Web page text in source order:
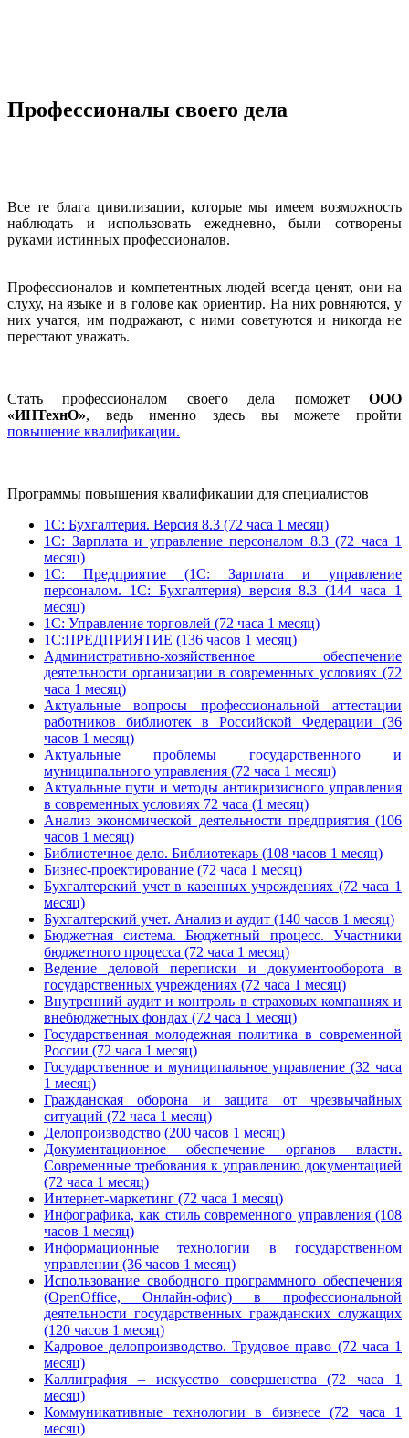
Профессионалы своего дела
Все те блага цивилизации, которые мы имеем возможность
наблюдать и использовать ежедневно, были сотворены
руками истинных профессионалов.
Профессионалов и компетентных людей всегда ценят, они на
слуху, на языке и в голове как ориентир. На них ровняются, у
них учатся, им подражают, с ними советуются и никогда не
перестают уважать.
Стать профессионалом своего дела поможет ООО
«ИНТехнО», ведь именно здесь вы можете пройти
повышение квалификации.
Программы повышения квалификации для специалистов
1С: Бухгалтерия. Версия 8.3 (72 часа 1 месяц)
1С: Зарплата и управление персоналом 8.3 (72 часа 1
месяц)
1С: Предприятие (1С: Зарплата и управление
персоналом. 1С: Бухгалтерия) версия 8.3 (144 часа 1
месяц)
1С: Управление торговлей (72 часа 1 месяц)
1С:ПРЕДПРИЯТИЕ (136 часов 1 месяц)
Административно-хозяйственное обеспечение
деятельности организации в современных условиях (72
часа 1 месяц)
Актуальные вопросы профессиональной аттестации
работников библиотек в Российской Федерации (36
часов 1 месяц)
Актуальные проблемы государственного и
муниципального управления (72 часа 1 месяц)
Актуальные пути и методы антикризисного управления
в современных условиях 72 часа (1 месяц)
Анализ экономической деятельности предприятия (106
часов 1 месяц)
Библиотечное дело. Библиотекарь (108 часов 1 месяц)
Бизнес-проектирование (72 часа 1 месяц)
Бухгалтерский учет в казенных учреждениях (72 часа 1
месяц)
Бухгалтерский учет. Анализ и аудит (140 часов 1 месяц)
Бюджетная система. Бюджетный процесс. Участники
бюджетного процесса (72 часа 1 месяц)
Ведение деловой переписки и документооборота в
государственных учреждениях (72 часа 1 месяц)
Внутренний аудит и контроль в страховых компаниях и
внебюджетных фондах (72 часа 1 месяц)
Государственная молодежная политика в современной
России (72 часа 1 месяц)
Государственное и муниципальное управление (32 часа
1 месяц)
Гражданская оборона и защита от чрезвычайных
ситуаций (72 часа 1 месяц)
Делопроизводство (200 часов 1 месяц)
Документационное обеспечение органов власти.
Современные требования к управлению документацией
(72 часа 1 месяц)
Интернет-маркетинг (72 часа 1 месяц)
Инфографика, как стиль современного управления (108
часов 1 месяц)
Информационные технологии в государственном
управлении (36 часов 1 месяц)
Использование свободного программного обеспечения
(OpenOffice, Онлайн-офис) в профессиональной
деятельности государственных гражданских служащих
(120 часов 1 месяц)
Кадровое делопроизводство. Трудовое право (72 часа 1
месяц)
Каллиграфия – искусство совершенства (72 часа 1
месяц)
Коммуникативные технологии в бизнесе (72 часа 1
месяц)